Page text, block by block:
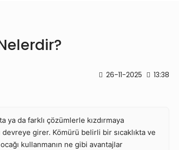
26-11-2025 13:38
da farklı çözümlerle kızdırmaya
girer. Kömürü belirli bir sıcaklıkta ve
kullanmanın ne gibi avantajlar